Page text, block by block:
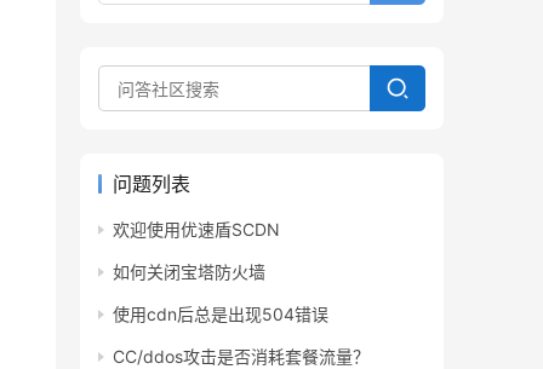
问题列表
欢迎使用优速盾SCDN
如何关闭宝塔防火墙
使用cdn后总是出现504错误
CC/ddos攻击是否消耗套餐流量？